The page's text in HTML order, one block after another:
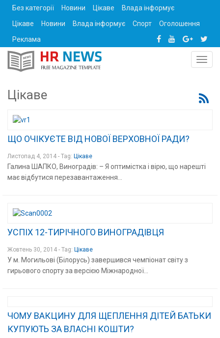
Без категорії Новини Цікаве
Влада інформує
Цікаве
Новини Влада інформує Спорт
Оголошення
Реклама
Цікаве
ЩО ОЧІКУЄТЕ ВІД НОВОЇ ВЕРХОВНОЇ РАДИ?
Листопад 4, 2014 - Tag: Цікаве
Галина ШАПКО, Виноградів: – Я оптимістка і вірю, що нарешті
має відбутися перезавантаження...
УСПІХ 12-ТИРІЧНОГО ВИНОГРАДІВЦЯ
Жовтень 30, 2014 - Tag: Цікаве
У м. Могильові (Білорусь) завершився чемпіонат світу з
гирьового спорту за версією Міжнародної...
ЧОМУ ВАКЦИНУ ДЛЯ ЩЕПЛЕННЯ ДІТЕЙ БАТЬКИ
КУПУЮТЬ ЗА ВЛАСНІ КОШТИ?